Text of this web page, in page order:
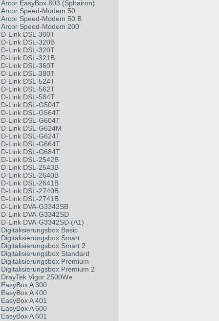
Arcor EasyBox 803 (Sphairon)
Arcor Speed-Modem 50
Arcor Speed-Modem 50 B
Arcor Speed-Modem 200
D-Link DSL-300T
D-Link DSL-320B
D-Link DSL-320T
D-Link DSL-321B
D-Link DSL-360T
D-Link DSL-380T
D-Link DSL-524T
D-Link DSL-562T
D-Link DSL-584T
D-Link DSL-G504T
D-Link DSL-G564T
D-Link DSL-G604T
D-Link DSL-G624M
D-Link DSL-G624T
D-Link DSL-G664T
D-Link DSL-G684T
D-Link DSL-2542B
D-Link DSL-2543B
D-Link DSL-2640B
D-Link DSL-2641B
D-Link DSL-2740B
D-Link DSL-2741B
D-Link DVA-G3342SB
D-Link DVA-G3342SD
D-Link DVA-G3342SD (A1)
Digitalisierungsbox Basic
Digitalisierungsbox Smart
Digitalisierungsbox Smart 2
Digitalisierungsbox Standard
Digitalisierungsbox Premium
Digitalisierungsbox Premium 2
DrayTek Vigor 2500We
EasyBox A 300
EasyBox A 400
EasyBox A 401
EasyBox A 600
EasyBox A 601